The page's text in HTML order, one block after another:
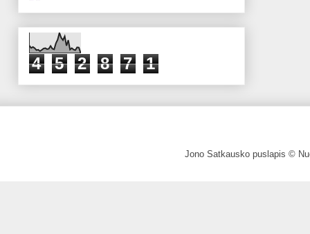
4 5 2 8 7 1
Jono Satkausko puslapis ©